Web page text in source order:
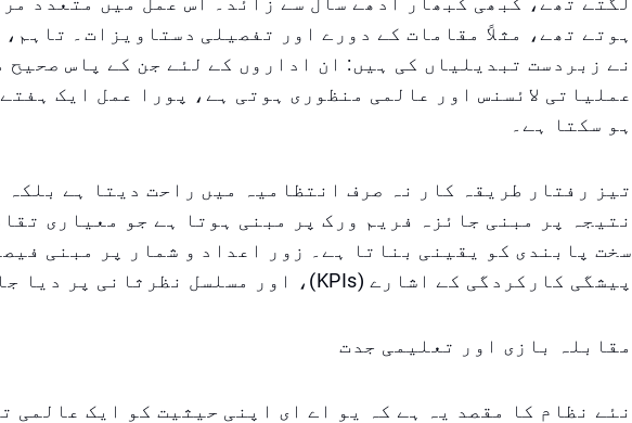
ہوتے تھے، مثلاً مقامات کے دورے اور تفصیلی دستاویزات۔
نے زبردست تبدیلیاں کی ہیں: ان اداروں کے لئے جن کے پاس صحیح
عملیاتی لائسنس اور عالمی منظوری ہوتی ہے، پورا عمل ایک
ہو سکتا ہے۔
تیز رفتار طریقہ کار نہ صرف انتظامیہ میں راحت دیتا ہے بلکہ
نتیجہ پر مبنی جائزہ فریم ورک پر مبنی ہوتا ہے جو معیاری
سخت پابندی کو یقینی بناتا ہے۔ زور اعداد و شمار پر مبنی
پیشگی کارکردگی کے اشارے (KPIs)، اور مسلسل نظرثانی پر دیا جاتا ہے۔
مقابلہ بازی اور تعلیمی جدت
نئے نظام کا مقصد یہ ہے کہ یو اے ای اپنی حیثیت کو ایک عالمی